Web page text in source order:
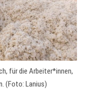
für die Arbeiter*innen,
(Foto: Lanius)